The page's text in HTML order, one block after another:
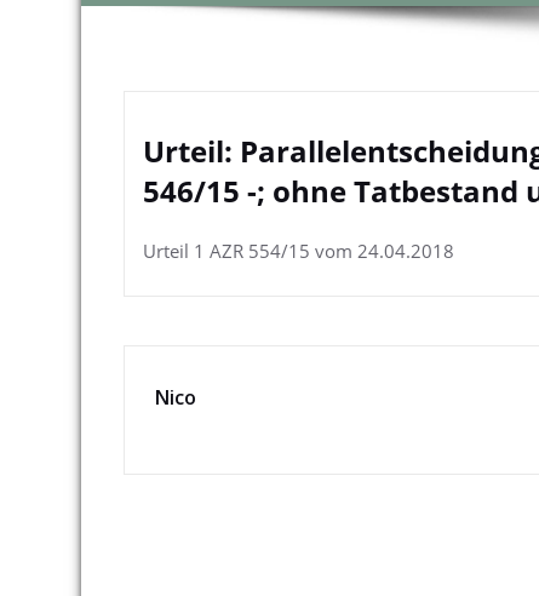
Urteil:
546/15 -; ohne Tatbestand
Urteil 1 AZR 554/15 vom 24.04.2018
Nico